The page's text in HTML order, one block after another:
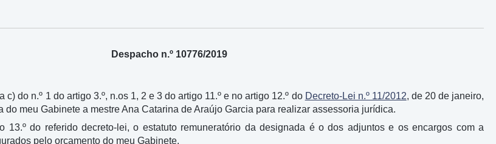
Despacho n.º 10776/2019
do n.º 1 do artigo 3.º, n.os 1, 2 e 3 do artigo 11.º e no artigo 12.º do Decreto-Lei n.º 11/2012, de 20 de janeiro,
meu Gabinete a mestre Ana Catarina de Araújo Garcia para realizar assessoria jurídica.
13.º do referido decreto-lei, o estatuto remuneratório da designada é o dos adjuntos e os encargos com a
pelo orçamento do meu Gabinete.